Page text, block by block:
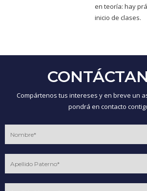
en teoría: hay
inicio de clases.
Compártenos tus intereses y en breve un
pondrá en contacto